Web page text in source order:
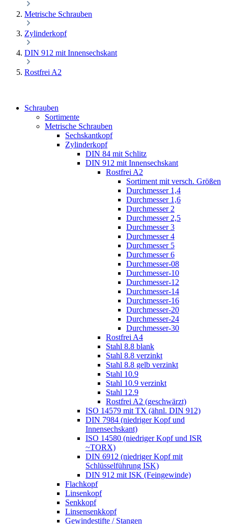
Metrische Schrauben
Zylinderkopf
DIN 912 mit Innensechskant
Rostfrei A2
Schrauben
Sortimente
Metrische Schrauben
Sechskantkopf
Zylinderkopf
DIN 84 mit Schlitz
DIN 912 mit Innensechskant
Rostfrei A2
Sortiment mit versch. Größen
Durchmesser 1,4
Durchmesser 1,6
Durchmesser 2
Durchmesser 2,5
Durchmesser 3
Durchmesser 4
Durchmesser 5
Durchmesser 6
Durchmesser-08
Durchmesser-10
Durchmesser-12
Durchmesser-14
Durchmesser-16
Durchmesser-20
Durchmesser-24
Durchmesser-30
Rostfrei A4
Stahl 8.8 blank
Stahl 8.8 verzinkt
Stahl 8.8 gelb verzinkt
Stahl 10.9
Stahl 10.9 verzinkt
Stahl 12.9
Rostfrei A2 (geschwärzt)
ISO 14579 mit TX (ähnl. DIN 912)
DIN 7984 (niedriger Kopf und
Innensechskant)
ISO 14580 (niedriger Kopf und ISR
~TORX)
DIN 6912 (niedriger Kopf mit
Schlüsselführung ISK)
DIN 912 mit ISK (Feingewinde)
Flachkopf
Linsenkopf
Senkkopf
Linsensenkkopf
Gewindestifte / Stangen